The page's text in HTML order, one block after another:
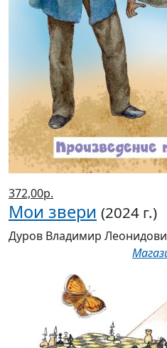
372,00р.
Мои звери
Дуров Владимир Леонидович